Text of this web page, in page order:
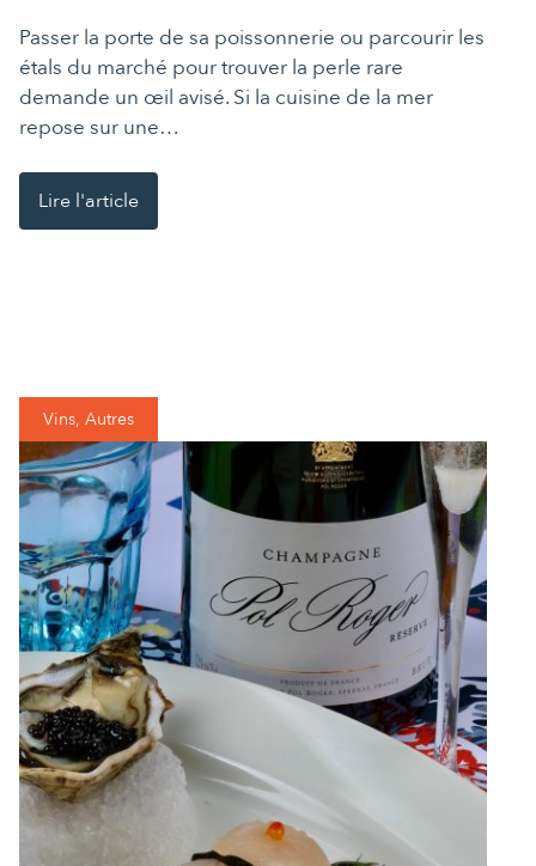
Passer la porte de sa poissonnerie ou parcourir les
étals du marché pour trouver la perle rare
demande un œil avisé. Si la cuisine de la mer
repose sur une…
Lire l'article
Vins, Autres